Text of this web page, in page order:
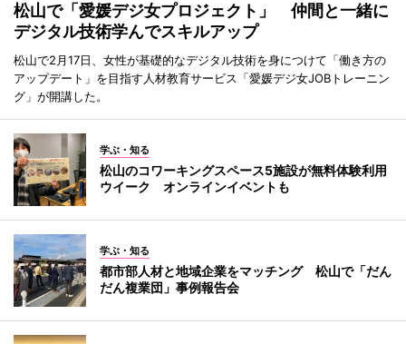
松山で「愛媛デジ女プロジェクト」 仲間と一緒に
デジタル技術学んでスキルアップ
松山で2月17日、女性が基礎的なデジタル技術を身につけて「働き方の
アップデート」を目指す人材教育サービス「愛媛デジ女JOBトレーニン
グ」が開講した。
学ぶ・知る
松山のコワーキングスペース5施設が無料体験利用
ウイーク オンラインイベントも
学ぶ・知る
都市部人材と地域企業をマッチング 松山で「だん
だん複業団」事例報告会